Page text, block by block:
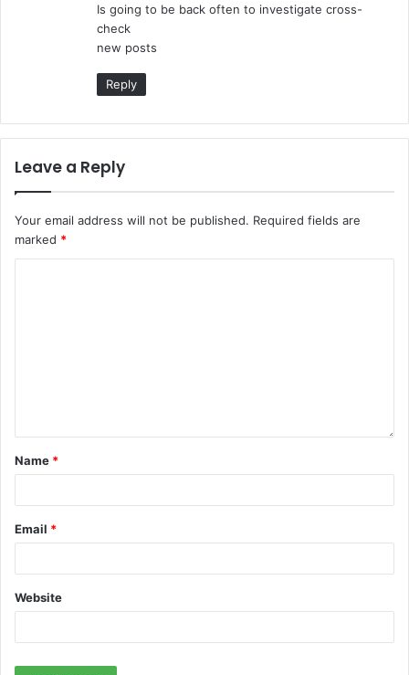
Is going to be back often to investigate cross-
check
new posts
Reply
Leave a Reply
Your email address will not be published. Required fields are
marked *
Name *
Email *
Website